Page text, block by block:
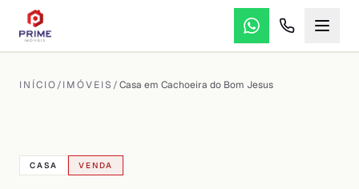
INÍCIO/IMÓVEIS /Casa em Cachoeira do Bom Jesus
CASA VENDA